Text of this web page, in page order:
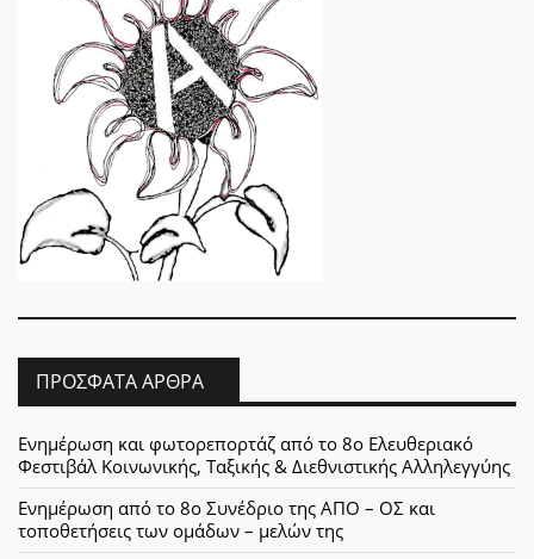
ΠΡΌΣΦΑΤΑ ΆΡΘΡΑ
Ενημέρωση και φωτορεπορτάζ από το 8ο Ελευθεριακό
Φεστιβάλ Κοινωνικής, Ταξικής & Διεθνιστικής Αλληλεγγύης
Ενημέρωση από το 8ο Συνέδριο της ΑΠΟ – ΟΣ και
τοποθετήσεις των ομάδων – μελών της